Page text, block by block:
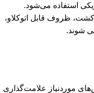
استفاده می‌شود.
ظروف قابل اتوکلاو،
شوند.
موردنیاز علامت‌گذاری